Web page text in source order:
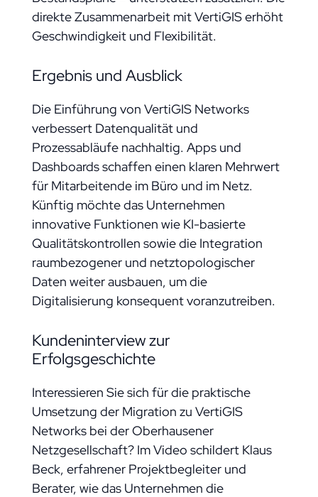
direkte Zusammenarbeit mit VertiGIS erhöht
Geschwindigkeit und Flexibilität.
Ergebnis und Ausblick
Die Einführung von VertiGIS Networks
verbessert Datenqualität und
Prozessabläufe nachhaltig. Apps und
Dashboards schaffen einen klaren Mehrwert
für Mitarbeitende im Büro und im Netz.
Künftig möchte das Unternehmen
innovative Funktionen wie KI-basierte
Qualitätskontrollen sowie die Integration
raumbezogener und netztopologischer
Daten weiter ausbauen, um die
Digitalisierung konsequent voranzutreiben.
Kundeninterview zur
Erfolgsgeschichte
Interessieren Sie sich für die praktische
Umsetzung der Migration zu VertiGIS
Networks bei der Oberhausener
Netzgesellschaft? Im Video schildert Klaus
Beck, erfahrener Projektbegleiter und
Berater, wie das Unternehmen die